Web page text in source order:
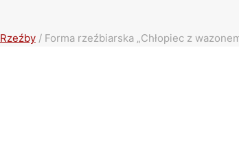
Rzeźby / Forma rzeźbiarska „Chłopiec z